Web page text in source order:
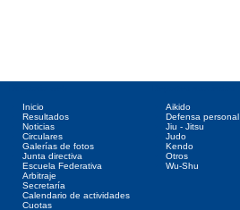
Inicio
Resultados
Noticias
Circulares
Galerías de fotos
Junta directiva
Escuela Federativa
Arbitraje
Secretaría
Calendario de actividades
Cuotas
Aikido
Defensa personal
Jiu - Jitsu
Judo
Kendo
Otros
Wu-Shu